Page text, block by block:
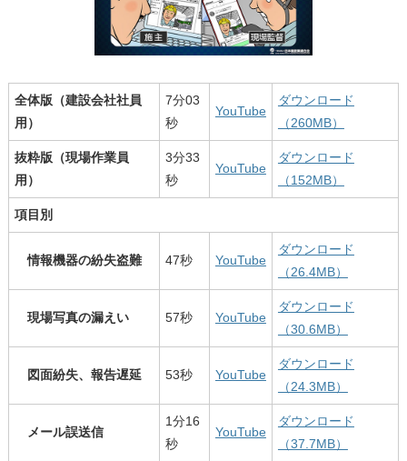
全体版（建設会社社員
用）
7分03
秒
YouTube
ダウンロード
（260MB）
抜粋版（現場作業員
用）
3分33
秒
YouTube
ダウンロード
（152MB）
項目別
情報機器の紛失盗難 47秒 YouTube
ダウンロード
（26.4MB）
現場写真の漏えい 57秒 YouTube
ダウンロード
（30.6MB）
図面紛失、報告遅延 53秒 YouTube
ダウンロード
（24.3MB）
メール誤送信
1分16
秒
YouTube
ダウンロード
（37.7MB）